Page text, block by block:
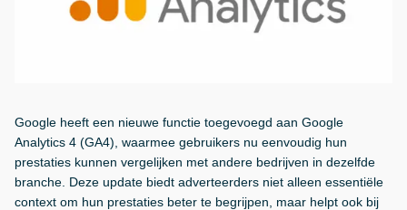
Google heeft een nieuwe functie toegevoegd aan Google
Analytics 4 (GA4), waarmee gebruikers nu eenvoudig hun
prestaties kunnen vergelijken met andere bedrijven in dezelfde
branche. Deze update biedt adverteerders niet alleen essentiële
context om hun prestaties beter te begrijpen, maar helpt ook bij